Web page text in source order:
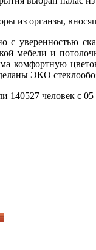
из органзы,
с уверенностью
мебели и
комфортную
ЭКО
140527 человек с